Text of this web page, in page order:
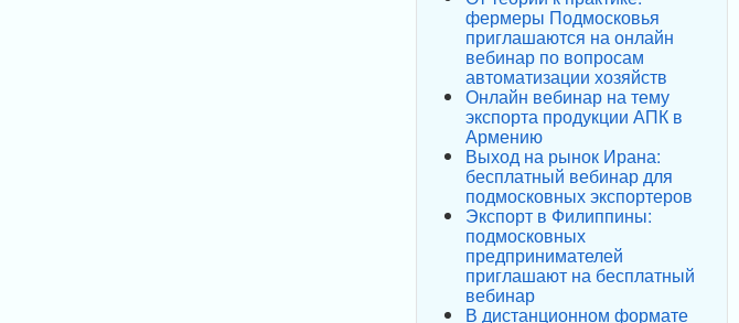
фермеры Подмосковья
приглашаются на онлайн
вебинар по вопросам
автоматизации хозяйств
Онлайн вебинар на тему
экспорта продукции АПК в
Армению
Выход на рынок Ирана:
бесплатный вебинар для
подмосковных экспортеров
Экспорт в Филиппины:
подмосковных
предпринимателей
приглашают на бесплатный
вебинар
В дистанционном формате